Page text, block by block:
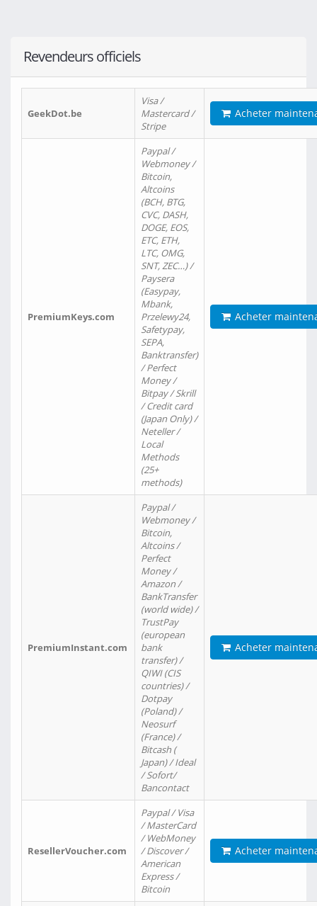
Revendeurs officiels
GeekDot.be
Visa /
Mastercard /
Stripe
Acheter
PremiumKeys.com
Paypal /
Webmoney /
Bitcoin,
Altcoins
(BCH, BTG,
CVC, DASH,
DOGE, EOS,
ETC, ETH,
LTC, OMG,
SNT, ZEC…) /
Paysera
(Easypay,
Mbank,
Przelewy24,
Safetypay,
SEPA,
Banktransfer)
/ Perfect
Money /
Bitpay / Skrill
/ Credit card
(Japan Only) /
Neteller /
Local
Methods
(25+
methods)
Acheter
PremiumInstant.com
Paypal /
Webmoney /
Bitcoin,
Altcoins /
Perfect
Money /
Amazon /
BankTransfer
(world wide) /
TrustPay
(european
bank
transfer) /
QIWI (CIS
countries) /
Dotpay
(Poland) /
Neosurf
(France) /
Bitcash (
Japan) / Ideal
/ Sofort/
Bancontact
Acheter
ResellerVoucher.com
Paypal / Visa
/ MasterCard
/ WebMoney
/ Discover /
American
Express /
Bitcoin
Acheter